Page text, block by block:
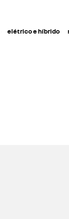
elétrico e híbrido